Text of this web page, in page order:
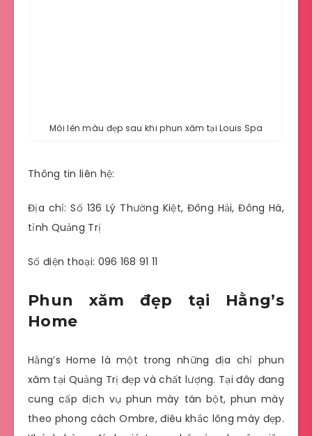
Môi lên màu đẹp sau khi phun xăm tại Louis Spa
Thông tin liên hệ:
Địa chỉ: Số 136 Lý Thường Kiệt, Đông Hải, Đông Hà,
tỉnh Quảng Trị
Số điện thoại: 096 168 91 11
Phun xăm đẹp tại Hằng’s
Home
Hằng’s Home là một trong những địa chỉ phun
xăm tại Quảng Trị đẹp và chất lượng. Tại đây đang
cung cấp dịch vụ phun mày tán bột, phun mày
theo phong cách Ombre, điêu khắc lông mày đẹp.